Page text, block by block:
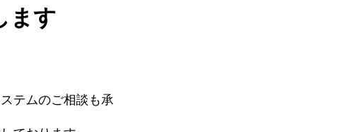
ます
テムのご相談も承